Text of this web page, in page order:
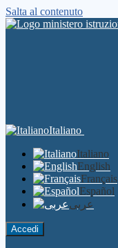
Salta al contenuto
Italiano
Italiano
English
Français
Español
عربى
Accedi